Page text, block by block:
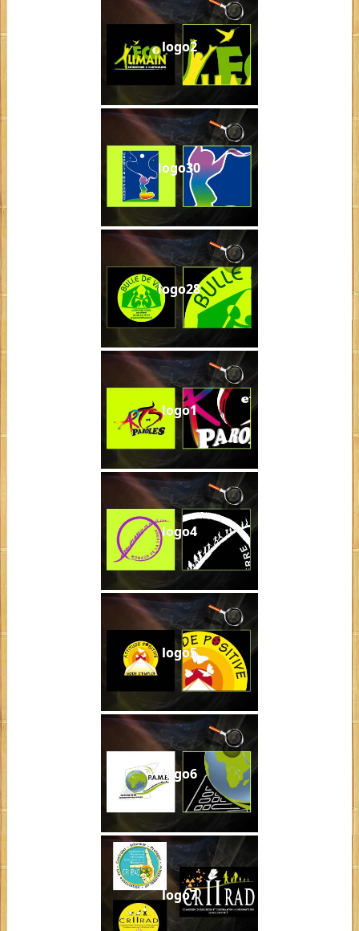
logo2
logo30
logo28
logo1
logo4
logo5
logo6
logo7